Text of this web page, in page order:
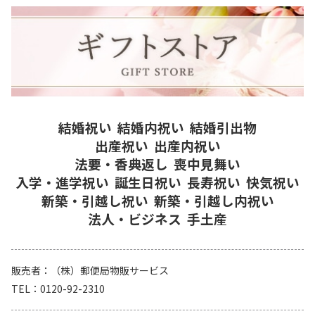
結婚祝い 結婚内祝い 結婚引出物
出産祝い 出産内祝い
法要・香典返し 喪中見舞い
入学・進学祝い 誕生日祝い 長寿祝い 快気祝い
新築・引越し祝い 新築・引越し内祝い
法人・ビジネス 手土産
販売者
（株）郵便局物販サービス
TEL
0120-92-2310